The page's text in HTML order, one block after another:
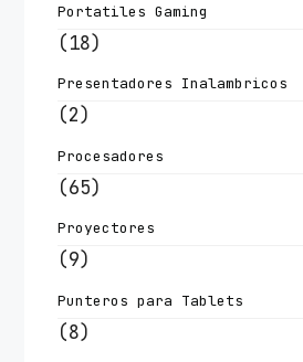
Portatiles Gaming
(18)
Presentadores Inalambricos
(2)
Procesadores
(65)
Proyectores
(9)
Punteros para Tablets
(8)